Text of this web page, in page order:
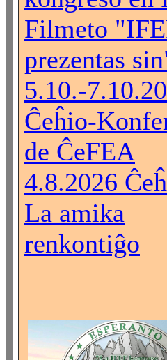
Filmeto
prezentas
5.10.-
Ĉeĥio-
de ĈeFEA
4.8.2026
La amika
renkontiĝo